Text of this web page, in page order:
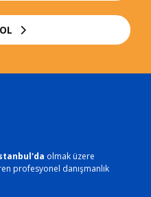
olmak üzere
profesyonel danışmanlık